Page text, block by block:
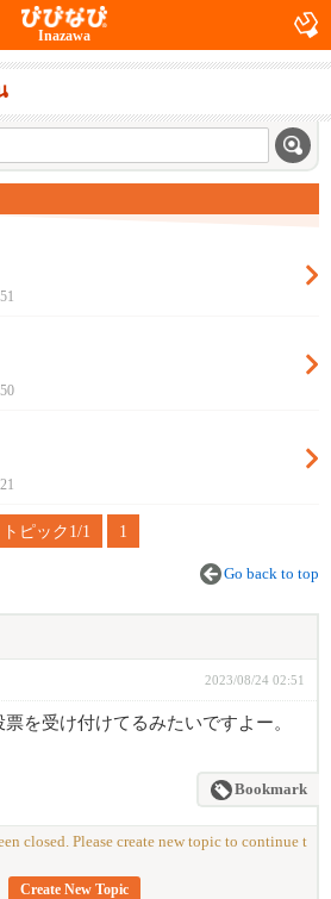
Inazawa
トピック1/1 1
Go back to top
2023/08/24 02:51
を受け付けてるみたいですよー。
Bookmark
closed. Please create new topic to continue t
Create New Topic